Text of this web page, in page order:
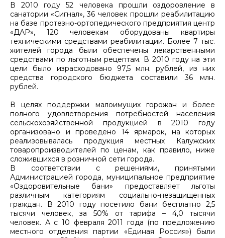
В 2010 году 52 человека прошли оздоровление в
санатории «Сигнал», 36 человек прошли реабилитацию
на базе протезно-ортопедического предприятия центр
«ДАР», 120 человекам оборудованы квартиры
техническими средствами реабилитации. Более 7 тыс.
жителей города были обеспечены лекарственными
средствами по льготным рецептам. В 2010 году на эти
цели было израсходовано 97,5 млн. рублей, из них
средства городского бюджета составили 36 млн.
рублей.
В целях поддержки малоимущих горожан и более
полного удовлетворения потребностей населения
сельскохозяйственной продукцией в 2010 году
организовано и проведено 14 ярмарок, на которых
реализовывалась продукция местных Калужских
товаропроизводителей по ценам, как правило, ниже
сложившихся в розничной сети города.
В соответствии с решениями, принятыми
Администрацией города, муниципальное предприятие
«Оздоровительные бани» предоставляет льготы
различным категориям социально-незащищенных
граждан. В 2010 году посетило бани бесплатно 2,5
тысячи человек, за 50% от тарифа – 4,0 тысячи
человек. А с 10 февраля 2011 года (по предложению
местного отделения партии «Единая Россия») были